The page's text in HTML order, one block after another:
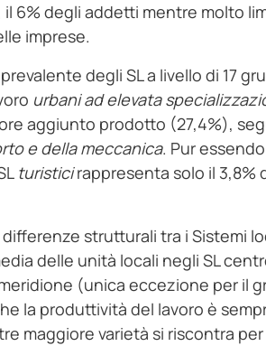
6% degli addetti mentre molto
imprese.
degli SL a livello di 17
urbani ad elevata
aggiunto prodotto (27,4%),
e della meccanica. Pur essendo
turisticirappresenta solo il 3,8%
strutturali tra i Sistemi
delle unità locali negli SL
(unica eccezione per il
la produttività del lavoro è
maggiore varietà si riscontra per